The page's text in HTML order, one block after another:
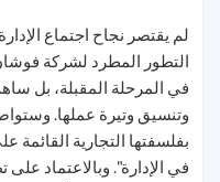
لم يقتصر نجاح اجتماع
التطور المطرد لشركة فوشان
في المرحلة المقبلة، بل
وتنسيق وتيرة عملها.
بفلسفتها التجارية
في الإدارة". وبالاعتماد على